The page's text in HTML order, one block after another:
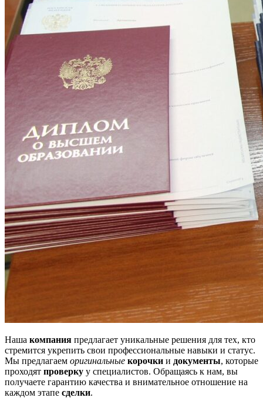
Наша компания предлагает уникальные решения для тех, кто
стремится укрепить свои профессиональные навыки и статус.
Мы предлагаем оригинальные корочки и документы, которые
проходят проверку у специалистов. Обращаясь к нам, вы
получаете гарантию качества и внимательное отношение на
каждом этапе сделки.